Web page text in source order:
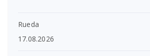
Rueda
17.08.2026